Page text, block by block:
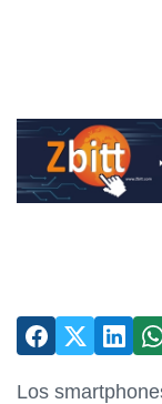
Los